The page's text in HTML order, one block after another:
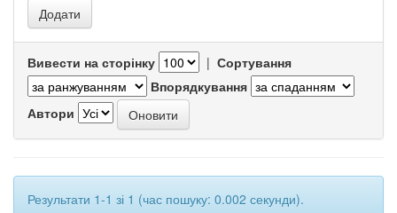
Вивести на сторінку | Сортування
Впорядкування
Автори
Результати 1-1 зі 1 (час пошуку: 0.002 секунди).